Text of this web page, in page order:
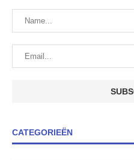
CATEGORIEËN